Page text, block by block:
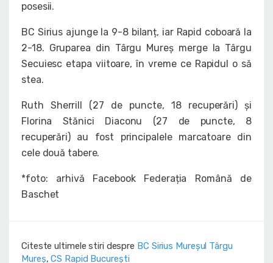
posesii.
BC Sirius ajunge la 9-8 bilanț, iar Rapid coboară la
2-18. Gruparea din Târgu Mureș merge la Târgu
Secuiesc etapa viitoare, în vreme ce Rapidul o să
stea.
Ruth Sherrill (27 de puncte, 18 recuperări) și
Florina Stănici Diaconu (27 de puncte, 8
recuperări) au fost principalele marcatoare din
cele două tabere.
*foto: arhivă Facebook Federația Română de
Baschet
Citeste ultimele stiri despre BC Sirius Mureșul Târgu
Mureș,CS Rapid București